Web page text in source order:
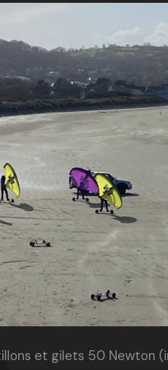
et gilets 50 Newton